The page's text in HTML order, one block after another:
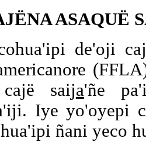
ASAQUË
de'oji
saija'ñe
Iye yo'oyepi
ñani yeco